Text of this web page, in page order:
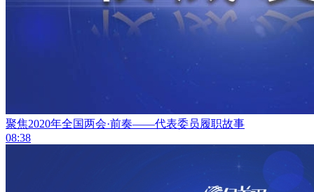
聚焦2020年全国两会·前奏——代表委员履职故事
08:38